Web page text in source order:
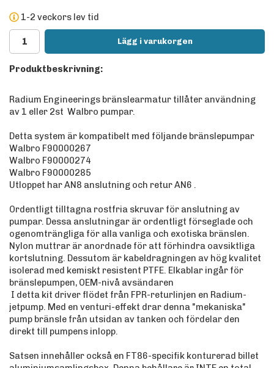
1-2 veckors lev tid
Lägg i varukorgen
Produktbeskrivning:
Radium Engineerings bränslearmatur tillåter användning
av 1 eller 2st Walbro pumpar.
Detta system är kompatibelt med följande bränslepumpar
Walbro F90000267
Walbro F90000274
Walbro F90000285
Utloppet har AN8 anslutning och retur AN6 .
Ordentligt tilltagna rostfria skruvar för anslutning av
pumpar. Dessa anslutningar är ordentligt förseglade och
ogenomträngliga för alla vanliga och exotiska bränslen.
Nylon muttrar är anordnade för att förhindra oavsiktliga
kortslutning. Dessutom är kabeldragningen av hög kvalitet
isolerad med kemiskt resistent PTFE. Elkablar ingår för
bränslepumpen, OEM-nivå avsändaren
I detta kit driver flödet från FPR-returlinjen en Radium-
jetpump. Med en venturi-effekt drar denna "mekaniska"
pump bränsle från utsidan av tanken och fördelar den
direkt till pumpens inlopp.
Satsen innehåller också en FT86-specifik konturerad billet